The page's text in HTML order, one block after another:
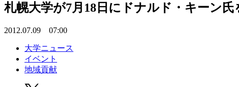
札幌大学が7月18日にドナルド・キーン
2012.07.09 07:00
大学ニュース
イベント
地域貢献